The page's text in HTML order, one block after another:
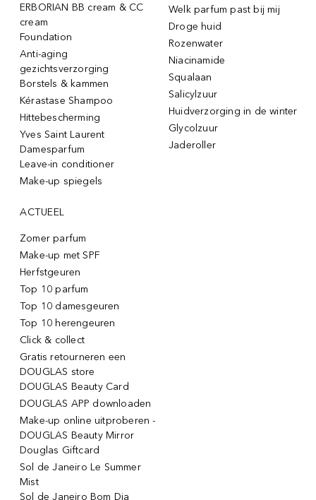
ERBORIAN BB cream & CC
cream
Foundation
Anti-aging
gezichtsverzorging
Borstels & kammen
Kérastase Shampoo
Hittebescherming
Yves Saint Laurent
Damesparfum
Leave-in conditioner
Make-up spiegels
Welk parfum past bij mij
Droge huid
Rozenwater
Niacinamide
Squalaan
Salicylzuur
Huidverzorging in de winter
Glycolzuur
Jaderoller
ACTUEEL
Zomer parfum
Make-up met SPF
Herfstgeuren
Top 10 parfum
Top 10 damesgeuren
Top 10 herengeuren
Click & collect
Gratis retourneren een
DOUGLAS store
DOUGLAS Beauty Card
DOUGLAS APP downloaden
Make-up online uitproberen -
DOUGLAS Beauty Mirror
Douglas Giftcard
Sol de Janeiro Le Summer
Mist
Sol de Janeiro Bom Dia